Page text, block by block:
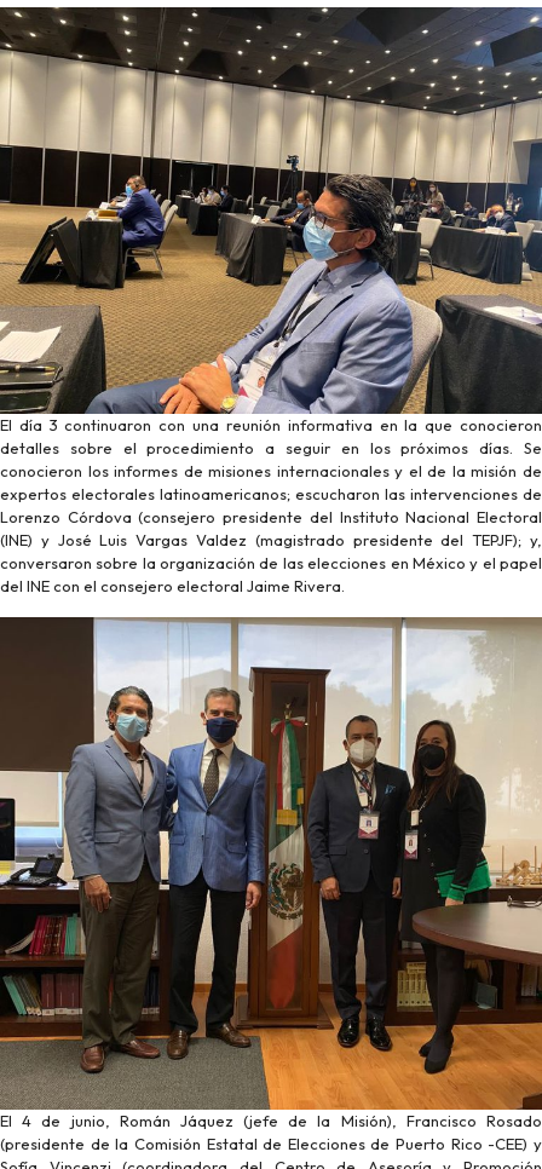
El día 3 continuaron con una reunión informativa en la que conocieron
detalles sobre el procedimiento a seguir en los próximos días. Se
conocieron los informes de misiones internacionales y el de la misión de
expertos electorales latinoamericanos; escucharon las intervenciones de
Lorenzo Córdova (consejero presidente del Instituto Nacional Electoral
(INE) y José Luis Vargas Valdez (magistrado presidente del TEPJF); y,
conversaron sobre la organización de las elecciones en México y el papel
del INE con el consejero electoral Jaime Rivera.
El 4 de junio, Román Jáquez (jefe de la Misión), Francisco Rosado
(presidente de la Comisión Estatal de Elecciones de Puerto Rico -CEE) y